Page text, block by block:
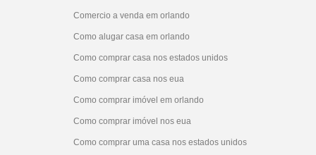
Comercio a venda em orlando
Como alugar casa em orlando
Como comprar casa nos estados unidos
Como comprar casa nos eua
Como comprar imóvel em orlando
Como comprar imóvel nos eua
Como comprar uma casa nos estados unidos